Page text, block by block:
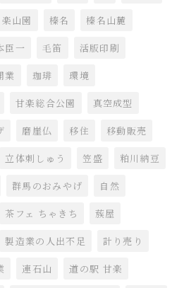
楽山園 榛名 榛名山麓
臣一 毛笛 活版印刷
業 珈琲 環境
甘楽総合公園 真空成型
磨崖仏 移住 移動販売
立体刺しゅう 笠盛 粕川納豆
群馬のおみやげ 自然
茶フェ ちゃきち 蔟屋
製造業の人出不足 計り売り
連石山 道の駅 甘楽